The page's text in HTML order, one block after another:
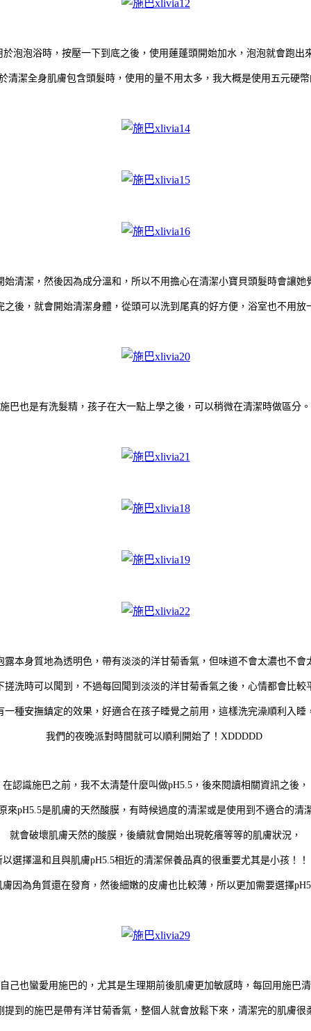
於泡泡浴時，按壓一下到底之後，使用蓮蓬頭開始加水，泡泡就會跑出
清潔全身肌膚包含頭髮時，使用的量不用太多，我大概是使用五元硬幣
始清潔，然後因為成分溫和，所以不用擔心在清潔小寶貝頭髮時會讓她
之後，就會開始清潔身體，從頭可以洗到尾真的好方便，浴室也不用放
施巴也是有洗髮精，孩子在大一點上學之後，可以稍微在清潔時做區分。
露本身質地為透明色，帶有淡淡的洋甘菊香氣，但味道不會太濃也不會
搓洗時可以聞到，不過每回聞到淡淡的洋甘菊香氣之後，心情都會比較
一種安撫鎮定的效果，好適合在孩子睡覺之前用，這樣洗完澡順利入睡
我們的夜晚派對時間就可以順利開始了！XDDDDD
在認識施巴之前，我不太清楚什麼叫做pH5.5，後來閱讀相關資訊之後，
來pH5.5是肌膚的天然酸膜，有時候過度的清潔或是使用到不適合的清
就會破壞肌膚天然的酸膜，後續就會開始出現乾癢等等的肌膚狀況，
以選擇溫和且與肌膚pH5.5相近的清潔保養品真的很重要尤其是小孩！！
因為角質還在發育，然後細嫩的皮膚也比較薄，所以更加需要選擇
己也蠻愛用施巴的，尤其是生理期前後肌膚更加敏感時，每回用施巴清
提到的施巴是帶有洋甘菊香氣，整個人就會放鬆下來，清潔完的肌膚很